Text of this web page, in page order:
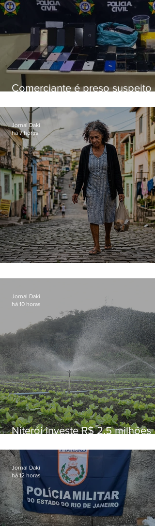
Comerciante é preso suspeito
loja
Jornal Daki
há 7 horas
Niterói investe R$ 2,5 milhões
familiar para merenda escolar
Jornal Daki
há 10 horas
Jornal Daki
há 12 horas